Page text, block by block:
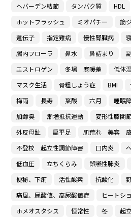
ヘバーデン結節
タンパク質 HDL
ホットフラッシュ
ミオパチー 筋
遺伝子
指定難病 慢性腎臓病
腸内フローラ
鼻水 鼻詰まり
エストロゲン
冬場 寒暖差 低体温
マスク生活
骨粗しょう症 BMI
梅雨
長寿 葉酸 六月 睡眠
加齢臭
漸増抵抗運動 変形性膝関
外反母趾
扁平足
肌荒れ 美容
不登校 起立性調節障害
口内炎
低血圧
立ちくらみ 誤嚥性肺炎
便秘、下痢
活性酸素 抗酸化
痛風、尿酸値、高尿酸値症
ヒートシ
ホメオスタシス
恒常性 冬 起